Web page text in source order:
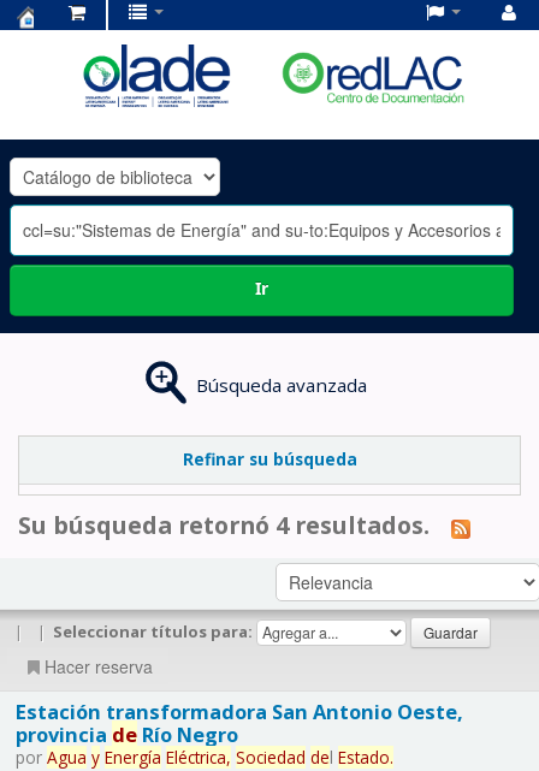
OLADE
-
Ir
Búsqueda avanzada
Refinar su búsqueda
Su búsqueda retornó 4 resultados.
| | Seleccionar títulos para:
Hacer reserva
Estación transformadora San Antonio Oeste,
provincia deRío Negro
por Agua y Energía Eléctrica, Sociedad del Estado.